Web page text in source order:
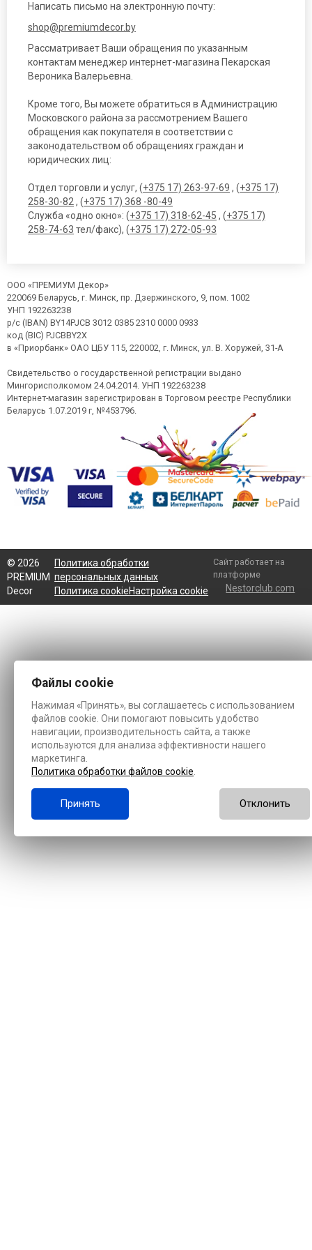
Написать письмо на электронную почту:
shop@premiumdecor.by
Рассматривает Ваши обращения по указанным
контактам менеджер интернет-магазина Пекарская
Вероника Валерьевна.
Кроме того, Вы можете обратиться в Администрацию
Московского района за рассмотрением Вашего
обращения как покупателя в соответствии с
законодательством об обращениях граждан и
юридических лиц:
Отдел торговли и услуг, (+375 17) 263-97-69 , (+375 17)
258-30-82 , (+375 17) 368 -80-49
Служба «одно окно»: (+375 17) 318-62-45 , (+375 17)
258-74-63 тел/факс), (+375 17) 272-05-93
ООО «ПРЕМИУМ Декор»
220069 Беларусь, г. Минск, пр. Дзержинского, 9, пом. 1002
УНП 192263238
р/с (IBAN) BY14PJCB 3012 0385 2310 0000 0933
код (BIC) PJCBBY2X
в «Приорбанк» ОАО ЦБУ 115, 220002, г. Минск, ул. В. Хоружей, 31-А
Свидетельство о государственной регистрации выдано
Мингорисполкомом 24.04.2014. УНП 192263238
Интернет-магазин зарегистрирован в Торговом реестре Республики
Беларусь 1.07.2019 г, №453796.
© 2026
PREMIUM
Decor
Политика обработки
персональных данных
Политика cookieНастройка cookie
Сайт работает на
платформе
Nestorclub.com
Файлы cookie
Нажимая «Принять», вы соглашаетесь с использованием
файлов cookie. Они помогают повысить удобство
навигации, производительность сайта, а также
используются для анализа эффективности нашего
маркетинга.
Политика обработки файлов cookie.
Принять Отклонить